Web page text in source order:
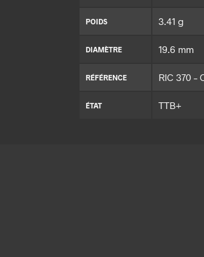
POIDS 3.41 g
DIAMÈTRE 19.6 mm
RÉFÉRENCE RIC 370 –
ÉTAT TTB+